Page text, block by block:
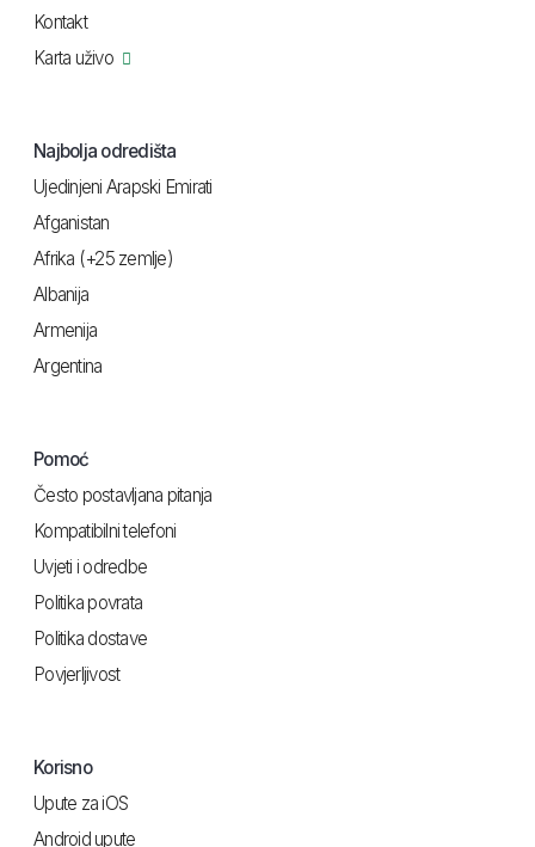
Kontakt
Karta uživo
Najbolja odredišta
Ujedinjeni Arapski Emirati
Afganistan
Afrika (+25 zemlje)
Albanija
Armenija
Argentina
Pomoć
Često postavljana pitanja
Kompatibilni telefoni
Uvjeti i odredbe
Politika povrata
Politika dostave
Povjerljivost
Korisno
Upute za iOS
Android upute